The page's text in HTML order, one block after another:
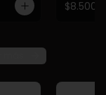
$8.500